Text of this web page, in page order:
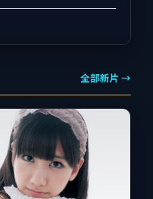
全部新片 →